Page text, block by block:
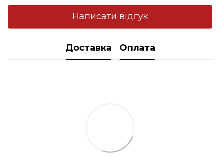
Написати відгук
Доставка Оплата